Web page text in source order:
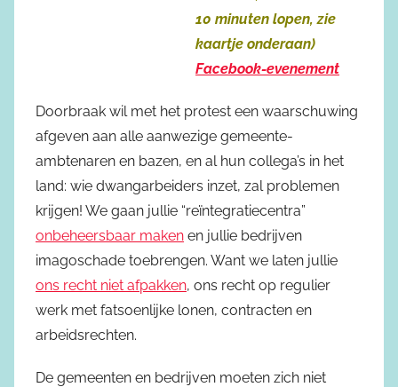
10 minuten lopen, zie
kaartje onderaan)
Facebook-evenement
Doorbraak wil met het protest een waarschuwing
afgeven aan alle aanwezige gemeente-
ambtenaren en bazen, en al hun collega’s in het
land: wie dwangarbeiders inzet, zal problemen
krijgen! We gaan jullie “reïntegratiecentra”
onbeheersbaar maken en jullie bedrijven
imagoschade toebrengen. Want we laten jullie
ons recht niet afpakken, ons recht op regulier
werk met fatsoenlijke lonen, contracten en
arbeidsrechten.
De gemeenten en bedrijven moeten zich niet